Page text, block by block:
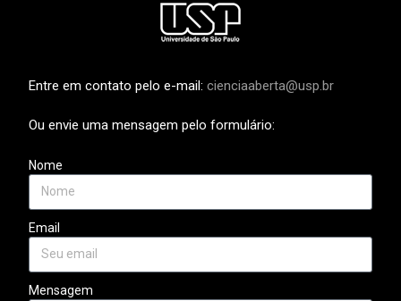
Entre em contato pelo e-mail: cienciaaberta@usp.br
Ou envie uma mensagem pelo formulário:
Nome
Email
Mensagem